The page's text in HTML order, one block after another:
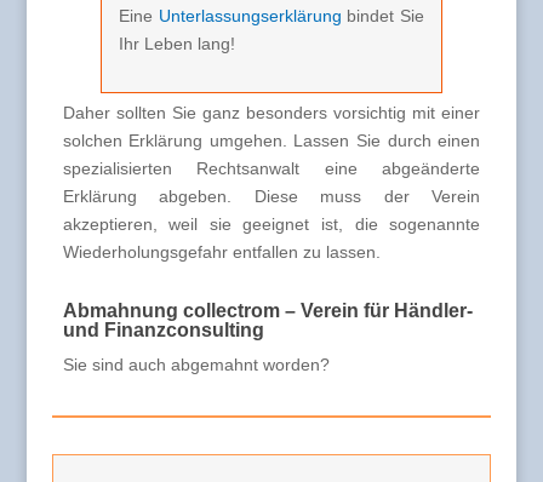
Eine Unterlassungserklärung bindet Sie
Ihr Leben lang!
Daher sollten Sie ganz besonders vorsichtig mit einer
solchen Erklärung umgehen. Lassen Sie durch einen
spezialisierten Rechtsanwalt eine abgeänderte
Erklärung abgeben. Diese muss der Verein
akzeptieren, weil sie geeignet ist, die sogenannte
Wiederholungsgefahr entfallen zu lassen.
Abmahnung collectrom – Verein für Händler-
und Finanzconsulting
Sie sind auch abgemahnt worden?